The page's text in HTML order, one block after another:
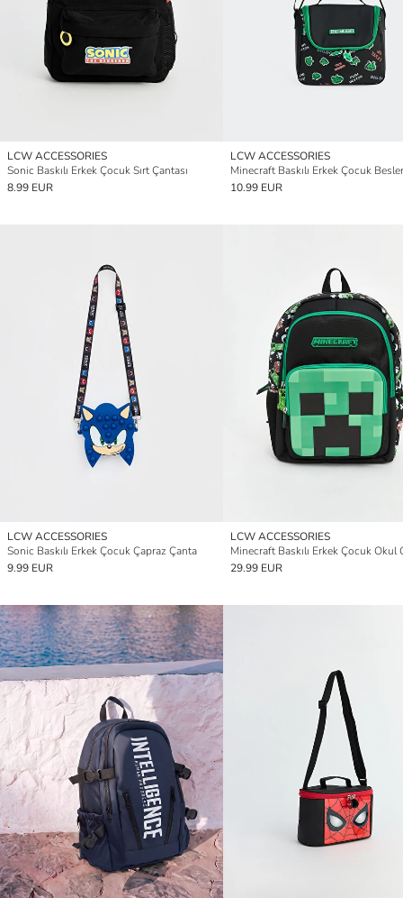
LCW ACCESSORIES
Sonic Baskılı Erkek Çocuk Sırt Çantası
8.99 EUR
LCW ACCESSORIES
10.99 EUR
LCW ACCESSORIES
Sonic Baskılı Erkek Çocuk Çapraz Çanta
9.99 EUR
LCW ACCESSORIES
Minecraft Baskılı Erkek Çocuk Okul
29.99 EUR